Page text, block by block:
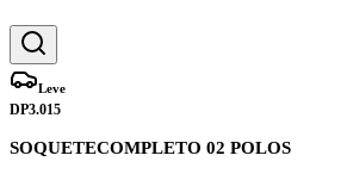
Leve
DP3.015
SOQUETECOMPLETO 02 POLOS